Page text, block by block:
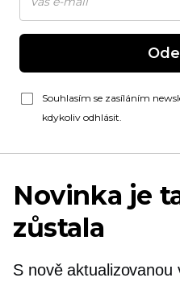
Souhlasím se zasíláním
kdykoliv odhlásit.
Novinka je
zůstala
S nově aktualizovanou